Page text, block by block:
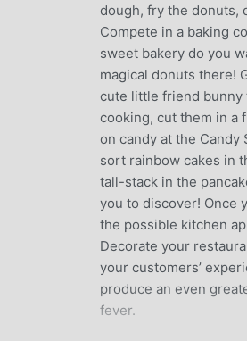
dough, fry the donuts,
Compete in a baking
sweet bakery do you
magical donuts there!
cute little friend bunny
cooking, cut them in a
on candy at the
sort rainbow cakes in
tall-stack in the
you to discover! Once
the possible kitchen
Decorate your
your customers’
produce an even
fever.